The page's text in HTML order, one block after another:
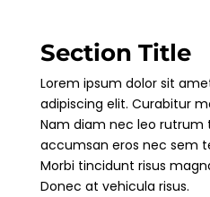
Section Title
Lorem ipsum dolor sit
adipiscing elit. Curabitur
Nam diam nec leo rutrum
accumsan eros nec sem
Morbi tincidunt risus
Donec at vehicula risus.